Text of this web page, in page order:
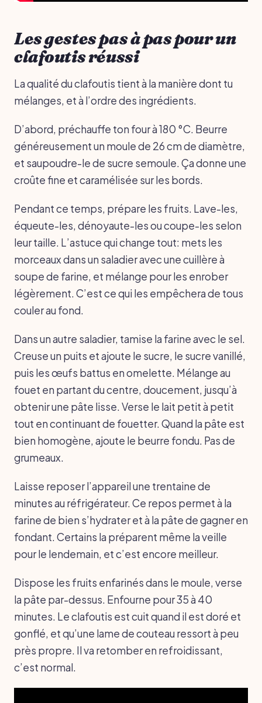
Les gestes pas à pas pour un
clafoutis réussi
La qualité du clafoutis tient à la manière dont tu
mélanges, et à l’ordre des ingrédients.
D’abord, préchauffe ton four à 180 °C. Beurre
généreusement un moule de 26 cm de diamètre,
et saupoudre-le de sucre semoule. Ça donne une
croûte fine et caramélisée sur les bords.
Pendant ce temps, prépare les fruits. Lave-les,
équeute-les, dénoyaute-les ou coupe-les selon
leur taille. L’astuce qui change tout: mets les
morceaux dans un saladier avec une cuillère à
soupe de farine, et mélange pour les enrober
légèrement. C’est ce qui les empêchera de tous
couler au fond.
Dans un autre saladier, tamise la farine avec le sel.
Creuse un puits et ajoute le sucre, le sucre vanillé,
puis les œufs battus en omelette. Mélange au
fouet en partant du centre, doucement, jusqu’à
obtenir une pâte lisse. Verse le lait petit à petit
tout en continuant de fouetter. Quand la pâte est
bien homogène, ajoute le beurre fondu. Pas de
grumeaux.
Laisse reposer l’appareil une trentaine de
minutes au réfrigérateur. Ce repos permet à la
farine de bien s’hydrater et à la pâte de gagner en
fondant. Certains la préparent même la veille
pour le lendemain, et c’est encore meilleur.
Dispose les fruits enfarinés dans le moule, verse
la pâte par-dessus. Enfourne pour 35 à 40
minutes. Le clafoutis est cuit quand il est doré et
gonflé, et qu’une lame de couteau ressort à peu
près propre. Il va retomber en refroidissant,
c’est normal.